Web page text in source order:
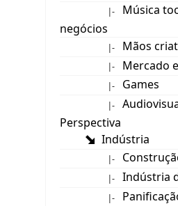
|-
Música
negócios
|- Mãos
|- Mercado
|- Games
|-
Perspectiva
Indústria
|-
|- Indústria
|-